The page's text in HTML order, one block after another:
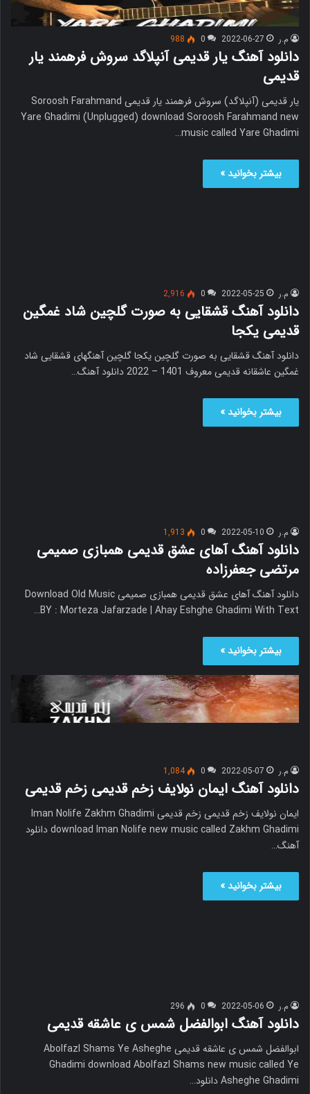
م.ر 2022-06-27
0
988
دانلود آهنگ یار قدیمی آنپلاگد سروش فرهمند یار
قدیمی
یار قدیمی (آنپلاگد) سروش فرهمند یار قدیمی Soroosh Farahmand
Yare Ghadimi (Unplugged) download Soroosh Farahmand new
music called Yare Ghadimi…
بیشتر بخوانید »
م.ر 2022-05-25
0
2,916
دانلود آهنگ قشقایی به صورت گلچین شاد غمگین
قدیمی یکجا
دانلود آهنگ قشقایی به صورت گلچین یکجا گلچین آهنگهای قشقایی شاد
غمگین عاشقانه قدیمی معروف 1401 – 2022 دانلود آهنگ…
بیشتر بخوانید »
م.ر 2022-05-10
0
1,913
دانلود آهنگ آهای عشق قدیمی همبازی صمیمی
مرتضی جعفرزاده
دانلود آهنگ آهای عشق قدیمی همبازی صمیمی Download Old Music
BY : Morteza Jafarzade | Ahay Eshghe Ghadimi With Text…
بیشتر بخوانید »
م.ر 2022-05-07
0
1,084
دانلود آهنگ ایمان نولایف زخم قدیمی زخم قدیمی
ایمان نولایف زخم قدیمی زخم قدیمی Iman Nolife Zakhm Ghadimi
download Iman Nolife new music called Zakhm Ghadimi دانلود
آهنگ…
بیشتر بخوانید »
م.ر 2022-05-06
0
296
دانلود آهنگ ابوالفضل شمس ی عاشقه قدیمی
ابوالفضل شمس ی عاشقه قدیمی Abolfazl Shams Ye Asheghe
Ghadimi download Abolfazl Shams new music called Ye
Asheghe Ghadimi دانلود…